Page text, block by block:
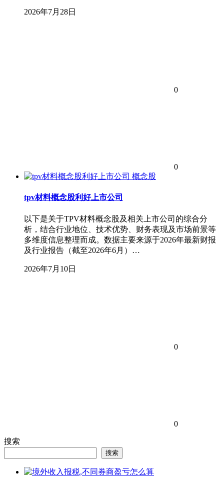
2026年7月28日
0
0
概念股
tpv材料概念股利好上市公司
以下是关于TPV材料概念股及相关上市公司的综合分
析，结合行业地位、技术优势、财务表现及市场前景等
多维度信息整理而成。数据主要来源于2026年最新财报
及行业报告（截至2026年6月）…
2026年7月10日
0
0
搜索
搜索